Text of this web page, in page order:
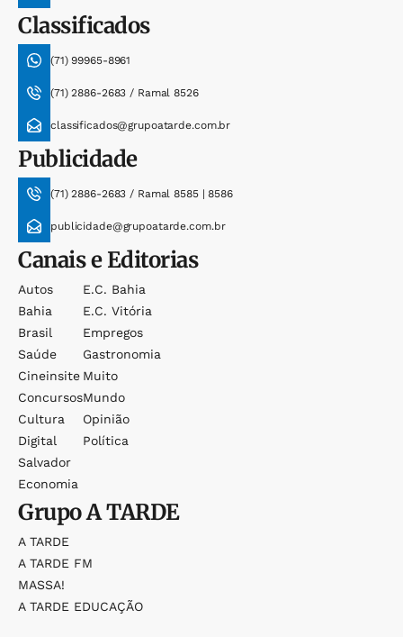
Classificados
(71) 99965-8961
(71) 2886-2683 / Ramal 8526
classificados@grupoatarde.com.br
Publicidade
(71) 2886-2683 / Ramal 8585 | 8586
publicidade@grupoatarde.com.br
Canais e Editorias
Autos
Bahia
Brasil
Saúde
Cineinsite
Concursos
Cultura
Digital
Salvador
Economia
E.c. Bahia
E.c. Vitória
Empregos
Gastronomia
Muito
Mundo
Opinião
Política
GrupoA TARDE
A TARDE
A TARDE FM
MASSA!
A TARDE EDUCAÇÃO